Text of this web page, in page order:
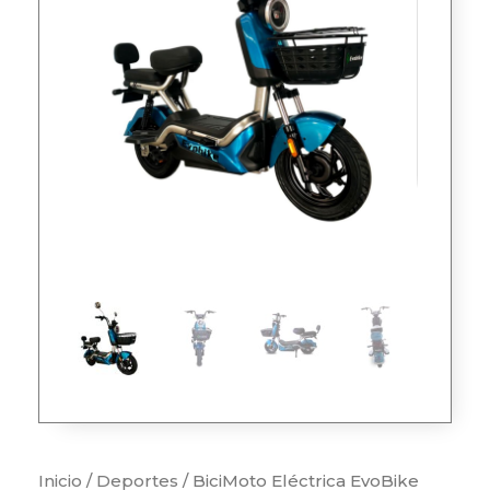
Inicio / Deportes / BiciMoto Eléctrica EvoBike